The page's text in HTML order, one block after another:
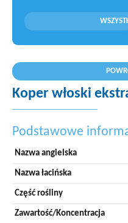
Koper włoski
Podstawowe
Nazwa angielska
Nazwa łacińska
Część rośliny
Zawartość/Koncentracja